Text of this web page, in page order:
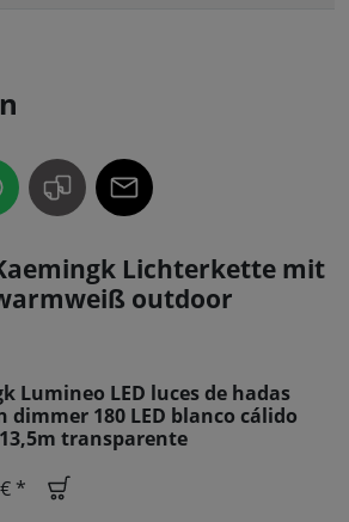
Lichterkette mit
outdoor
Lumineo LED luces de hadas
dimmer 180 LED blanco cálido
transparente
*